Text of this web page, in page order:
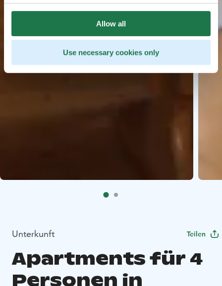
Allow all
Use necessary cookies only
Unterkunft Teilen
Apartments für 4
Personen in